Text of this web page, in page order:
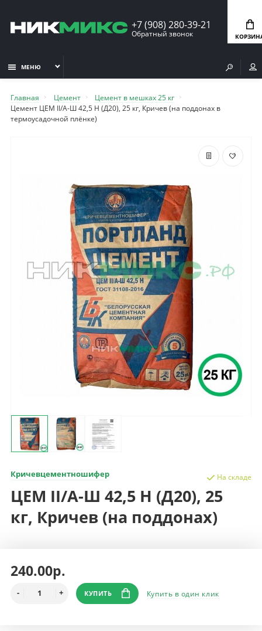
+7 (908) 280-39-21
Обратный звонок
МЕНЮ
Главная Цемент
Цемент в мешках 25 кг
Цемент ЦЕМ II/А-Ш 42,5 Н (Д20), 25 кг, Кричев (на поддонах в
термоусадочной плёнке)
Кричевцементношифер
ЦЕМ II/А-Ш 42,5 Н (Д20), 25
кг, Кричев (на поддонах)
На складе
240.00р.
КУПИТЬ Купить в один клик